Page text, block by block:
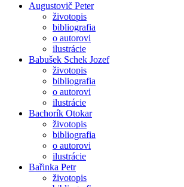
Augustovič Peter
životopis
bibliografia
o autorovi
ilustrácie
Babušek Schek Jozef
životopis
bibliografia
o autorovi
ilustrácie
Bachorík Otokar
životopis
bibliografia
o autorovi
ilustrácie
Bařinka Petr
životopis